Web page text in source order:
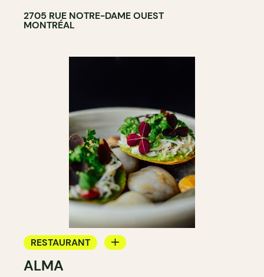
2705 RUE NOTRE-DAME OUEST
MONTRÉAL
RESTAURANT
BAR À VIN
ALMA